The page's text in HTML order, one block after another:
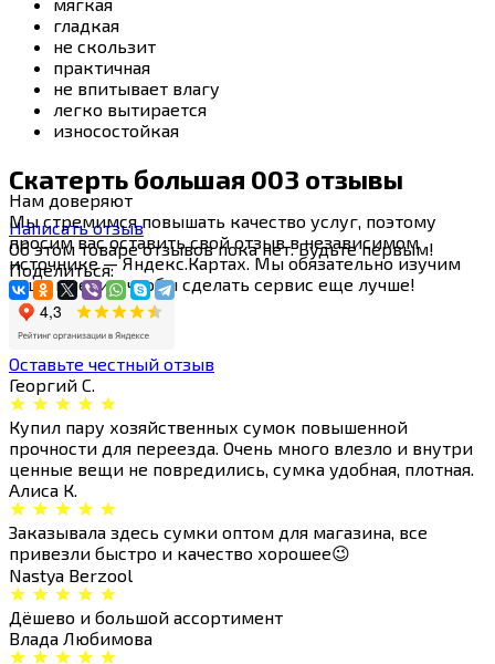
гладкая
не скользит
практичная
не впитывает влагу
легко вытирается
износостойкая
Скатерть большая 003 отзывы
Написать отзыв
Об этом товаре отзывов пока нет. Будьте первым!
Поделиться:
Нам доверяют
Мы стремимся повышать качество услуг, поэтому
просим вас оставить свой отзыв в независимом
источнике — Яндекс.Картах. Мы обязательно изучим
ваше мнение, чтобы сделать сервис еще лучше!
Оставьте честный отзыв
Георгий С.
Купил пару хозяйственных сумок повышенной
прочности для переезда. Очень много влезло и внутри
ценные вещи не повредились, сумка удобная, плотная.
Алиса К.
Заказывала здесь сумки оптом для магазина, все
привезли быстро и качество хорошее😉
Nastya Berzool
Дёшево и большой ассортимент
Влада Любимова